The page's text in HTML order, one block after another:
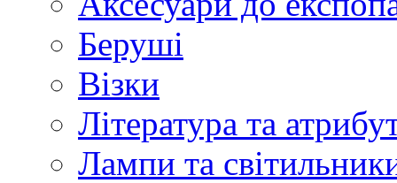
Беруші
Візки
Література та
Лампи та